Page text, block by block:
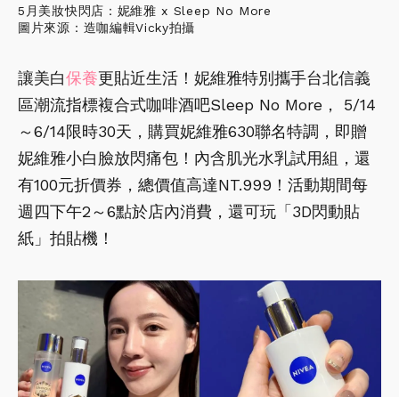
5月美妝快閃店：妮維雅 x Sleep No More
圖片來源：造咖編輯Vicky拍攝
讓美白保養更貼近生活！妮維雅特別攜手台北信義
區潮流指標複合式咖啡酒吧Sleep No More， 5/14
～6/14限時30天，購買妮維雅630聯名特調，即贈
妮維雅小白臉放閃痛包！內含肌光水乳試用組，還
有100元折價券，總價值高達NT.999！活動期間每
週四下午2～6點於店內消費，還可玩「3D閃動貼
紙」拍貼機！